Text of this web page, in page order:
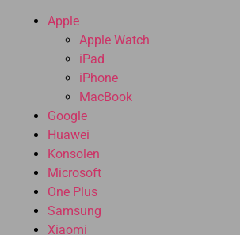
Apple
Apple Watch
iPad
iPhone
MacBook
Google
Huawei
Konsolen
Microsoft
One Plus
Samsung
Xiaomi